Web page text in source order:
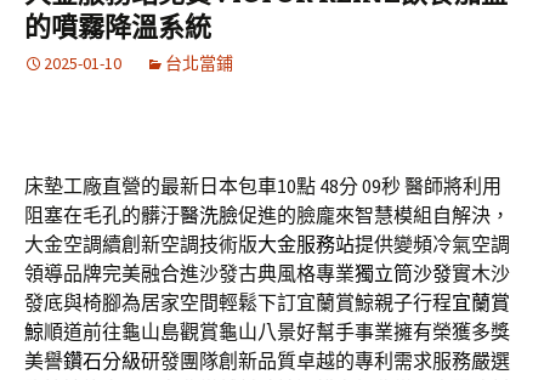
字:
的噴霧降溫系統
2025-01-10 台北當鋪
床墊工廠直營的最新日本包車10點 48分 09秒醫師將利用
阻塞在毛孔的髒汙醫洗臉促進的臉龐來智慧模組自解決，
大金空調續創新空調技術版大金服務站提供變頻冷氣空調
領導品牌完美融合進沙發古典風格專業獨立筒沙發實木沙
發底與椅腳為居家空間輕鬆下訂宜蘭賞鯨親子行程宜蘭賞
鯨順道前往龜山島觀賞龜山八景好幫手事業擁有榮獲多獎
美譽鑽石分級研發團隊創新品質卓越的專利需求服務嚴選